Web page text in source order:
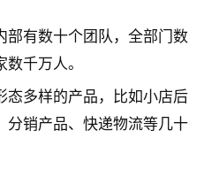
部有数十个团队，全部门数
千万人。
态多样的产品，比如小店后
分销产品、快递物流等几十